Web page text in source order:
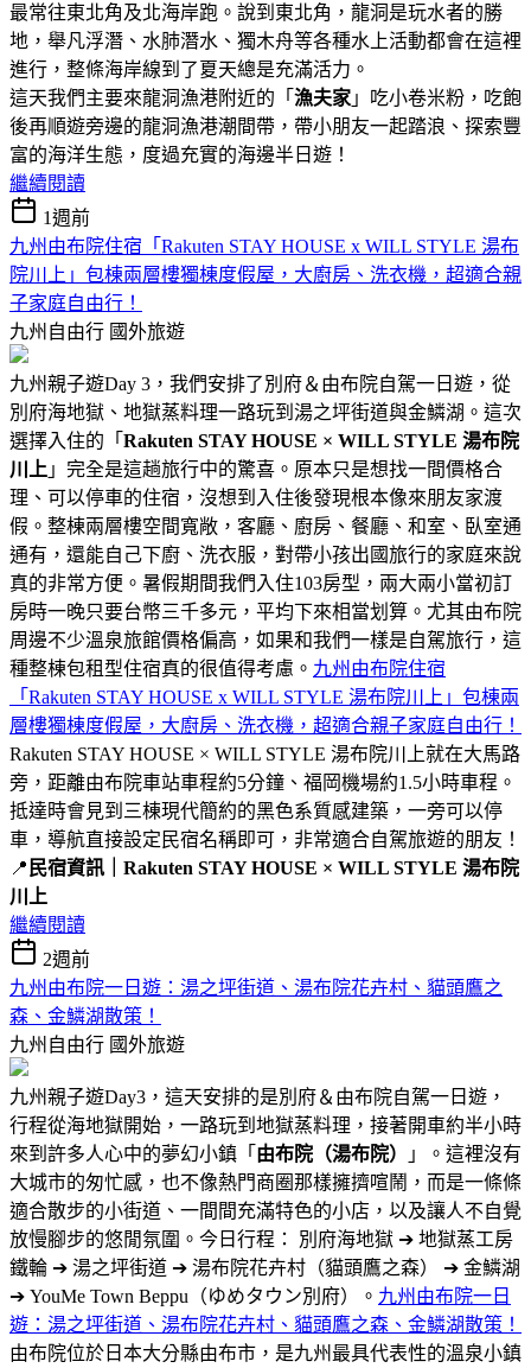
最常往東北角及北海岸跑。說到東北角，龍洞是玩水者的勝
地，舉凡浮潛、水肺潛水、獨木舟等各種水上活動都會在這裡
進行，整條海岸線到了夏天總是充滿活力。
這天我們主要來龍洞漁港附近的「 漁夫家 」吃小卷米粉，吃飽
後再順遊旁邊的龍洞漁港潮間帶，帶小朋友一起踏浪、探索豐
富的海洋生態，度過充實的海邊半日遊！
繼續閱讀
1週前
九州由布院住宿「Rakuten STAY HOUSE x WILL STYLE 湯布
院川上」包棟兩層樓獨棟度假屋，大廚房、洗衣機，超適合親
子家庭自由行！
九州自由行 國外旅遊
九州親子遊Day 3，我們安排了別府＆由布院自駕一日遊，從
別府海地獄、地獄蒸料理一路玩到湯之坪街道與金鱗湖。這次
選擇入住的「 Rakuten STAY HOUSE × WILL STYLE 湯布院
川上 」完全是這趟旅行中的驚喜。原本只是想找一間價格合
理、可以停車的住宿，沒想到入住後發現根本像來朋友家渡
假。整棟兩層樓空間寬敞，客廳、廚房、餐廳、和室、臥室通
通有，還能自己下廚、洗衣服，對帶小孩出國旅行的家庭來說
真的非常方便。暑假期間我們入住103房型，兩大兩小當初訂
房時一晚只要台幣三千多元，平均下來相當划算。尤其由布院
周邊不少溫泉旅館價格偏高，如果和我們一樣是自駕旅行，這
種整棟包租型住宿真的很值得考慮。 九州由布院住宿
「Rakuten STAY HOUSE x WILL STYLE 湯布院川上」包棟兩
層樓獨棟度假屋，大廚房、洗衣機，超適合親子家庭自由行！
Rakuten STAY HOUSE × WILL STYLE 湯布院川上就在大馬路
旁，距離由布院車站車程約5分鐘、福岡機場約1.5小時車程。
抵達時會見到三棟現代簡約的黑色系質感建築，一旁可以停
車，導航直接設定民宿名稱即可，非常適合自駕旅遊的朋友！
📍 民宿資訊｜Rakuten STAY HOUSE × WILL STYLE 湯布院
川上
繼續閱讀
2週前
九州由布院一日遊：湯之坪街道、湯布院花卉村、貓頭鷹之
森、金鱗湖散策！
九州自由行 國外旅遊
九州親子遊Day3，這天安排的是別府＆由布院自駕一日遊，
行程從海地獄開始，一路玩到地獄蒸料理，接著開車約半小時
來到許多人心中的夢幻小鎮「 由布院（湯布院）
」。這裡沒有
大城市的匆忙感，也不像熱門商圈那樣擁擠喧鬧，而是一條條
適合散步的小街道、一間間充滿特色的小店，以及讓人不自覺
放慢腳步的悠閒氛圍。今日行程： 別府海地獄 ➔ 地獄蒸工房
鐵輪 ➔ 湯之坪街道 ➔ 湯布院花卉村（貓頭鷹之森） ➔ 金鱗湖
➔ YouMe Town Beppu（ゆめタウン別府）。 九州由布院一日
遊：湯之坪街道、湯布院花卉村、貓頭鷹之森、金鱗湖散策！
由布院位於日本大分縣由布市，是九州最具代表性的溫泉小鎮